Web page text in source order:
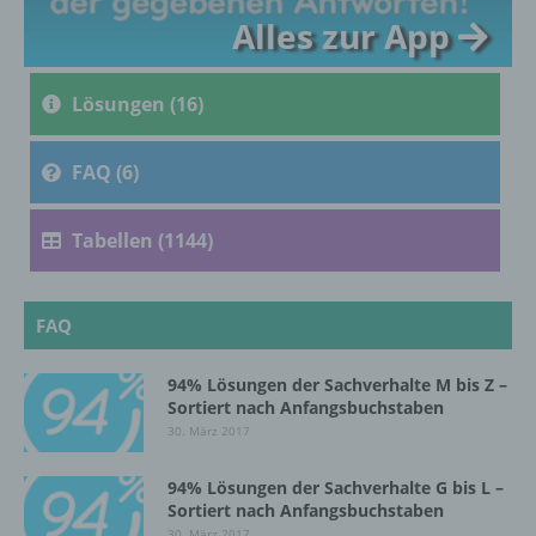
Alles zur App
Lösungen (16)
FAQ (6)
Tabellen (1144)
FAQ
94% Lösungen der Sachverhalte M bis Z –
Sortiert nach Anfangsbuchstaben
30. März 2017
94% Lösungen der Sachverhalte G bis L –
Sortiert nach Anfangsbuchstaben
automatisierter Verfahren ausgeführte
Vorgang oder jede solche Vorgangsreihe im
Daten wie das Erheben, das Erfassen, die
Organisation, das Ordnen, die Speicherung,
die Anpassung oder Veränderung, das
Auslesen, das Abfragen, die Verwendung,
die Offenlegung durch Übermittlung,
Verbreitung oder eine andere Form der
Verknüpfung, die Einschränkung, das
Löschen oder die Vernichtung.
d) Einschränkung der Verarbeitung
Einschränkung der Verarbeitung ist die